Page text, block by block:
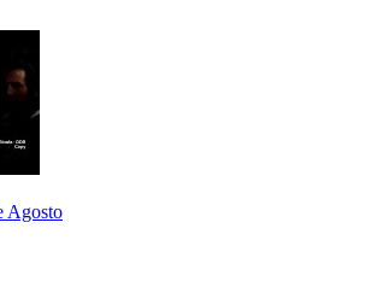
Agosto